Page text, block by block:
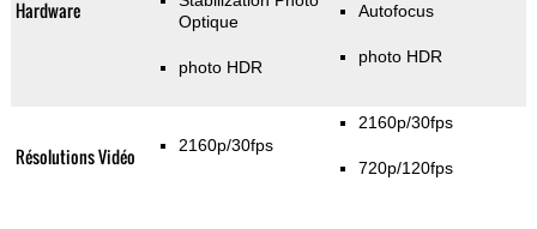
Hardware
Optique
photo HDR
Autofocus
photo HDR
Résolutions Vidéo 2160p/30fps
2160p/30fps
720p/120fps